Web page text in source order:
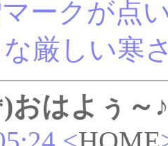
ークが点
厳しい寒
おはよぅ～♪